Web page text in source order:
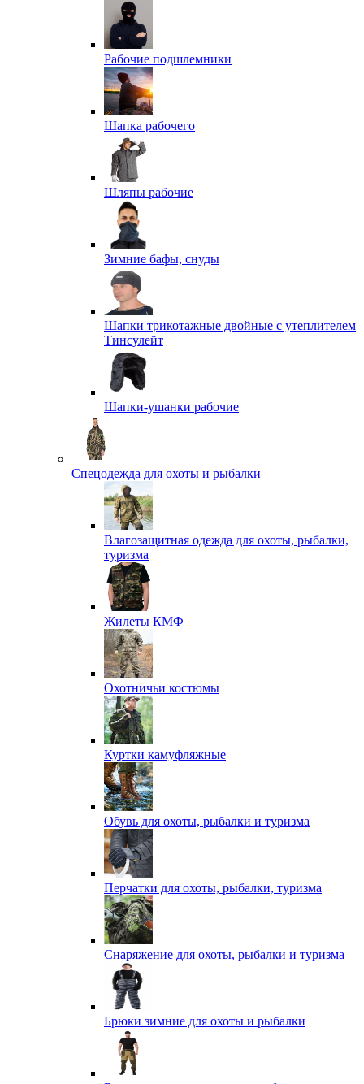
Рабочие подшлемники
Шапка рабочего
Шляпы рабочие
Зимние бафы, снуды
Шапки трикотажные двойные с утеплителем
Тинсулейт
Шапки-ушанки рабочие
Спецодежда для охоты и рыбалки
Влагозащитная одежда для охоты, рыбалки,
туризма
Жилеты КМФ
Охотничьи костюмы
Куртки камуфляжные
Обувь для охоты, рыбалки и туризма
Перчатки для охоты, рыбалки, туризма
Снаряжение для охоты, рыбалки и туризма
Брюки зимние для охоты и рыбалки